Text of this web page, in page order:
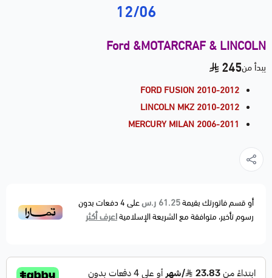
12/06
Ford &MOTARCRAF & LINCOLN
يبدأ من245
FORD FUSION 2010-2012
LINCOLN MKZ 2010-2012
MERCURY MILAN 2006-2011
أو قسم فاتورتك بقيمة61.25 ر.س على4دفعات بدون
رسوم تأخير، متوافقة مع الشريعة الإسلاميةاعرف أكثر